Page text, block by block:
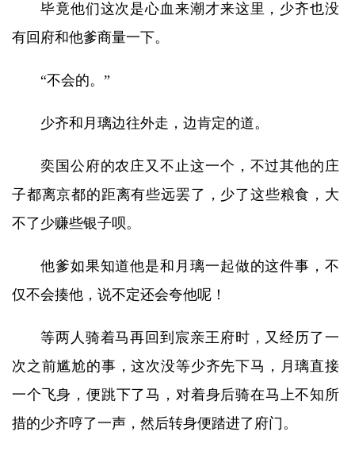
毕竟他们这次是心血来潮才来这里，少齐也没
有回府和他爹商量一下。
“不会的。”
少齐和月璃边往外走，边肯定的道。
奕国公府的农庄又不止这一个，不过其他的庄
子都离京都的距离有些远罢了，少了这些粮食，大
不了少赚些银子呗。
他爹如果知道他是和月璃一起做的这件事，不
仅不会揍他，说不定还会夸他呢！
等两人骑着马再回到宸亲王府时，又经历了一
次之前尴尬的事，这次没等少齐先下马，月璃直接
一个飞身，便跳下了马，对着身后骑在马上不知所
措的少齐哼了一声，然后转身便踏进了府门。